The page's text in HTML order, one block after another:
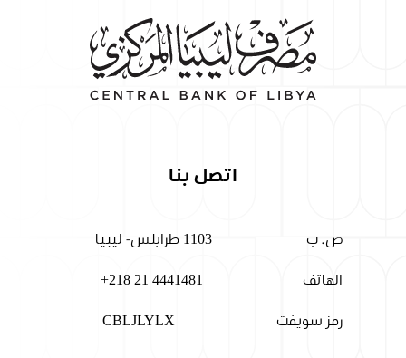
اتصل بنا
ص. ب 1103 طرابلس- ليبيا
الهاتف +218 21 4441481
رمز سويفت CBLJLYLX